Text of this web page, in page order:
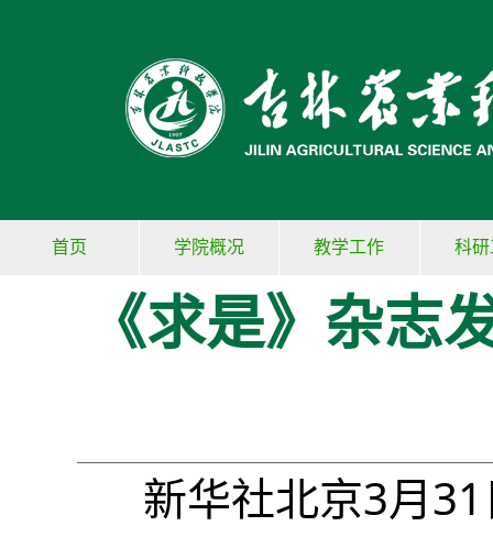
首页 学院概况 教学工作 科
《求是》杂志
新华社北京3月31